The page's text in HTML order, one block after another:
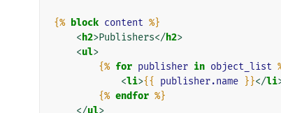
{% block content %}
<h2>Publishers</h2>
<ul>
{% for publisher in object_list
<li>{{ publisher.name }}</li
{% endfor %}
</ul>